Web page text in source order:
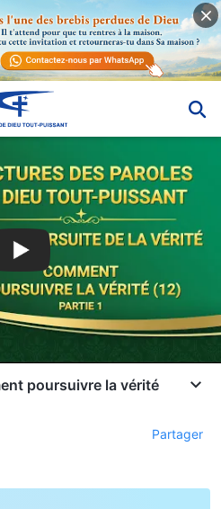
poursuivre la vérité
Partager